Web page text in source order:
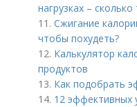
нагрузках –
11. Сжигание
чтобы похудеть?
12. Калькулятор
продуктов
13. Как подобрать
14. 12 эффективных